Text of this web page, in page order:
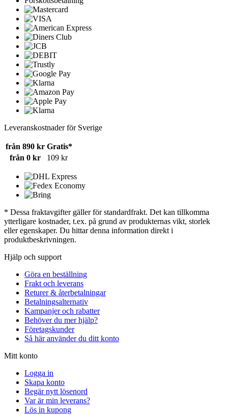
Leveranskostnader för Sverige
från 890 kr Gratis*
från 0 kr
109 kr
* Dessa fraktavgifter gäller för standardfrakt. Det kan tillkomma
ytterligare kostnader, t.ex. på grund av produkternas vikt, storlek
eller egenskaper. Du hittar denna information direkt i
produktbeskrivningen.
Hjälp och support
Göra en beställning
Frakt och leverans
Returer & återbetalningar
Betalningsalternativ
Kampanjer och rabatter
Behöver du mer hjälp?
Företagskunder
Så här använder du ditt konto
Mitt konto
Logga in
Skapa konto
Begär nytt lösenord
Var är min leverans?
Lös in kupong